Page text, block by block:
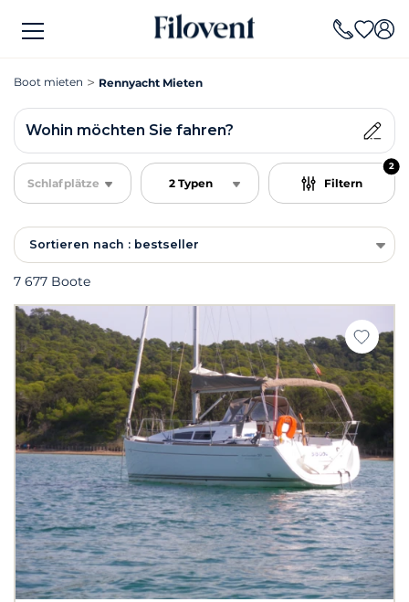
Boot mieten Rennyacht Mieten
Wohin möchten Sie fahren?
Schlafplätze 2 Typen Filtern
2
Sortieren nach : bestseller
7 677 Boote